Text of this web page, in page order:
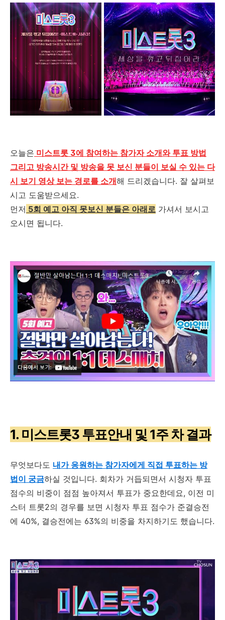
오늘은 미스트롯 3에 참여하는 참가자 소개와 투표 방법
그리고 방송시간 및 방송을 못 보신 분들이 보실 수 있는 다
시 보기 영상 보는 경로를 소개해 드리겠습니다. 잘 살펴보
시고 도움받으세요.
먼저 5회 예고 아직 못보신 분들은 아래로 가셔서 보시고
오시면 됩니다.
1. 미스트롯3 투표안내 및 1주 차 결과
무엇보다도 내가 응원하는 참가자에게 직접 투표하는 방
법이 궁금하실 것입니다. 회차가 거듭되면서 시청자 투표
점수의 비중이 점점 높아져서 투표가 중요한데요, 이전 미
스터 트롯2의 경우를 보면 시청자 투표 점수가 준결승전
에 40%, 결승전에는 63%의 비중을 차지하기도 했습니다.